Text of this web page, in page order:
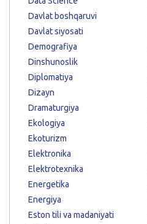
Davlat boshqaruvi
Davlat siyosati
Demografiya
Dinshunoslik
Diplomatiya
Dizayn
Dramaturgiya
Ekologiya
Ekoturizm
Elektronika
Elektrotexnika
Energetika
Energiya
Eston tili va madaniyati